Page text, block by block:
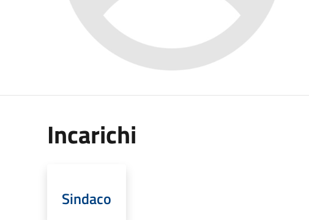
Incarichi
Sindaco